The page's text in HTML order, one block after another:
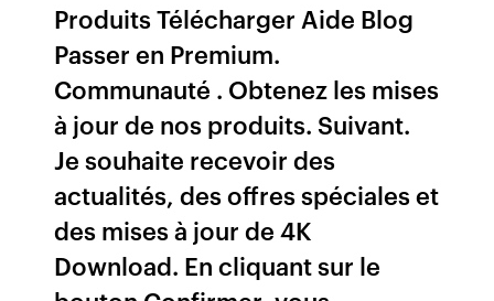
Produits Télécharger Aide Blog
Passer en Premium.
Communauté . Obtenez les mises
à jour de nos produits. Suivant.
Je souhaite recevoir des
actualités, des offres spéciales et
des mises à jour de 4K
Download. En cliquant sur le